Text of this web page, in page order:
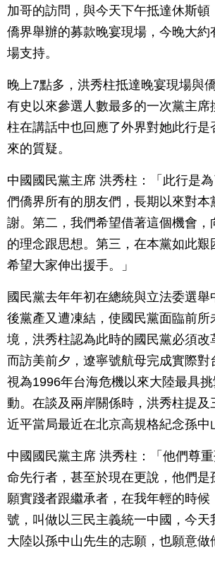
加哥的訪問，與今天下午抵達休斯頓
僑界舉辦的募款晚宴現場，今晚大約
場支持。
晚上7點多，洪秀柱抵達晚宴現場與
有史以來參選人數最多的一次黨主席
柱在講話中也回應了外界對她此行是
來的質疑。
中國國民黨主席 洪秀柱：「此行是
們僑界所有的朋友們，長期以來對本
謝。第二，我們希望借著這個機會，
的理念跟思想。第三，在本黨如此艱
希望大家伸出援手。」
國民黨去年年初在總統與立法委選舉
後黨產又遭凍結，使國民黨面臨前所
境，洪秀柱認為此時的國民黨必須改
而訪美前夕，遼寧號航母完成實際對
視為1996年台海危機以來大陸最具
動。在談及兩岸關係時，洪秀柱提及
近平當局最近在北京高規格紀念孫中
中國國民黨主席 洪秀柱：「他們尊
命先行者，甚至於現在更說，他們是
願實踐者跟繼承者，在我年輕的時候
號，叫做以三民主義統一中國，今天
大陸以孫中山先生的志願，也願意做